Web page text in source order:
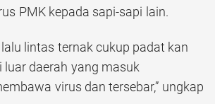
PMK kepada sapi-sapi lain.
lintas ternak cukup padat kan
luar daerah yang masuk
virus dan tersebar,” ungkap